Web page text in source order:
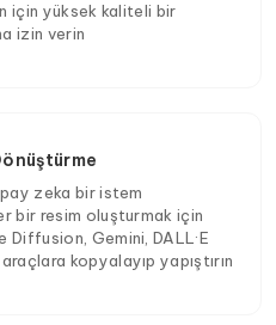
için yüksek kaliteli bir
izin verin
zeka bir istem
bir resim oluşturmak için
Diffusion, Gemini, DALL·E
kopyalayıp yapıştırın